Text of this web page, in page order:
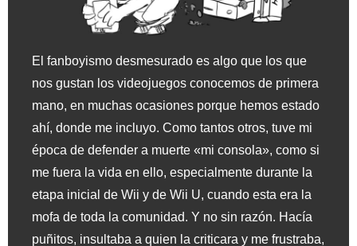
El fanboyismo desmesurado es algo que los que
nos gustan los videojuegos conocemos de primera
mano, en muchas ocasiones porque hemos estado
ahí, donde me incluyo. Como tantos otros, tuve mi
época de defender a muerte «mi consola», como si
me fuera la vida en ello, especialmente durante la
etapa inicial de Wii y de Wii U, cuando esta era la
mofa de toda la comunidad. Y no sin razón. Hacía
puñitos, insultaba a quien la criticara y me frustraba,